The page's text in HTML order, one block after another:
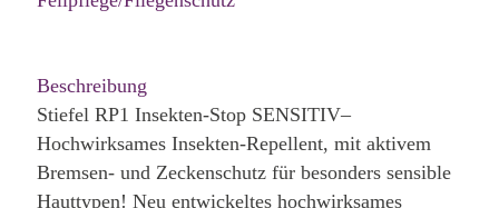
Beschreibung
Stiefel RP1 Insekten-Stop SENSITIV–
Hochwirksames Insekten-Repellent, mit aktivem
Bremsen- und Zeckenschutz für besonders sensible
Hauttypen! Neu entwickeltes hochwirksames